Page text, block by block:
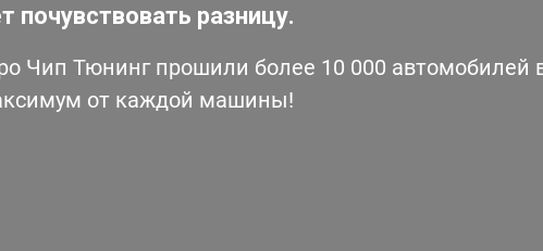
разницу.
Чип Тюнинг прошили более 10 000 автомобилей
от каждой машины!